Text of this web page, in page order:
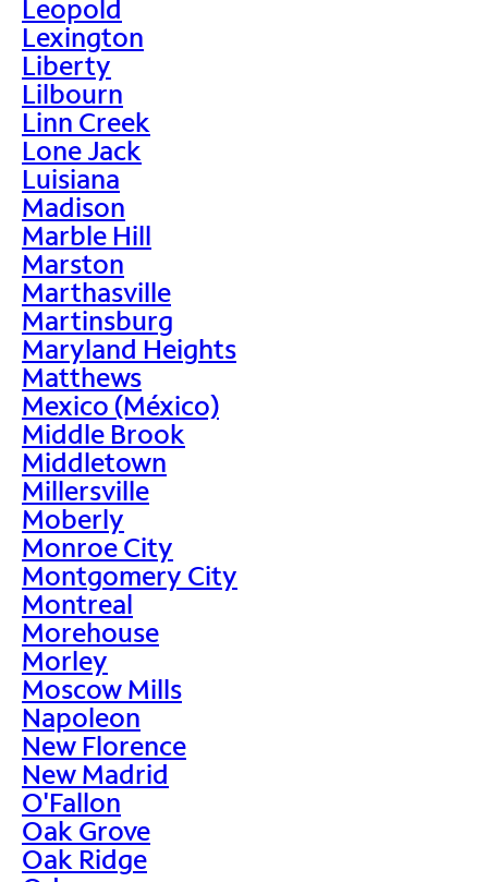
Leopold
Lexington
Liberty
Lilbourn
Linn Creek
Lone Jack
Luisiana
Madison
Marble Hill
Marston
Marthasville
Martinsburg
Maryland Heights
Matthews
Mexico (México)
Middle Brook
Middletown
Millersville
Moberly
Monroe City
Montgomery City
Montreal
Morehouse
Morley
Moscow Mills
Napoleon
New Florence
New Madrid
O'Fallon
Oak Grove
Oak Ridge